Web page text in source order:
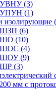
(3)
(1)
изолирующие
(6)
(10)
(4)
(9)
(3)
мм с